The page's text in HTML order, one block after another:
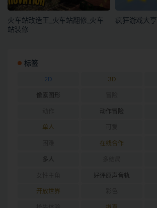
火车站改造王_火车站翻修_火车
站装修
疯狂游戏大亨
标签
2D 3D
像素图形
动作冒险
单人
在线合作
多人
好评原声音轨
开放世界